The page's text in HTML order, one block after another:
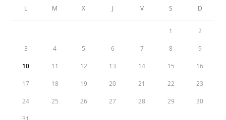
L M X J V S D
1 2
3 4 5 6 7 8 9
10 11 12 13 14 15 16
17 18 19 20 21 22 23
24 25 26 27 28 29 30